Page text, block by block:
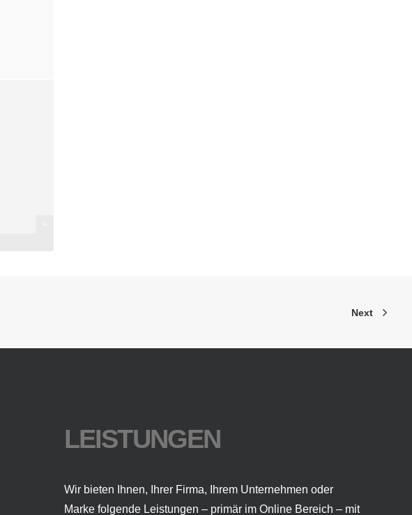
Next
LEISTUNGEN
Wir bieten Ihnen, Ihrer Firma, Ihrem Unternehmen oder
Marke folgende Leistungen – primär im Online Bereich – mit